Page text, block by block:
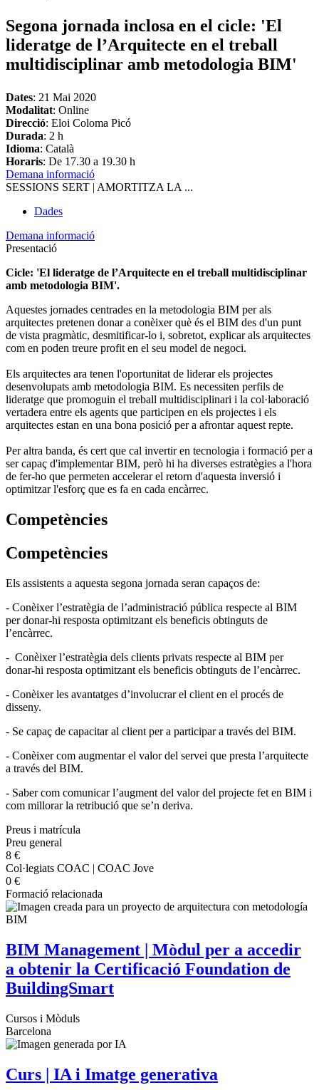
Segona jornada inclosa en el cicle: 'El
lideratge de l’Arquitecte en el treball
multidisciplinar amb metodologia BIM'
Dates: 21 Mai 2020
Modalitat: Online
Direcció: Eloi Coloma Picó
Durada: 2 h
Idioma: Català
Horaris: De 17.30 a 19.30 h
Demana informació
SESSIONS SERT | AMORTITZA LA ...
Dades
Demana informació
Presentació
Cicle: 'El lideratge de l’Arquitecte en el treball multidisciplinar
amb metodologia BIM'.
Aquestes jornades centrades en la metodologia BIM per als
arquitectes pretenen donar a conèixer què és el BIM des d'un punt
de vista pragmàtic, desmitificar-lo i, sobretot, explicar als arquitectes
com en poden treure profit en el seu model de negoci.
Els arquitectes ara tenen l'oportunitat de liderar els projectes
desenvolupats amb metodologia BIM. Es necessiten perfils de
lideratge que promoguin el treball multidisciplinari i la col·laboració
vertadera entre els agents que participen en els projectes i els
arquitectes estan en una bona posició per a afrontar aquest repte.
Per altra banda, és cert que cal invertir en tecnologia i formació per a
ser capaç d'implementar BIM, però hi ha diverses estratègies a l'hora
de fer-ho que permeten accelerar el retorn d'aquesta inversió i
optimitzar l'esforç que es fa en cada encàrrec.
Competències
Competències
Els assistents a aquesta segona jornada seran capaços de:
- Conèixer l’estratègia de l’administració pública respecte al BIM
per donar-hi resposta optimitzant els beneficis obtinguts de
l’encàrrec.
- Conèixer l’estratègia dels clients privats respecte al BIM per
donar-hi resposta optimitzant els beneficis obtinguts de l’encàrrec.
- Conèixer les avantatges d’involucrar el client en el procés de
disseny.
- Se capaç de capacitar al client per a participar a través del BIM.
- Conèixer com augmentar el valor del servei que presta l’arquitecte
a través del BIM.
- Saber com comunicar l’augment del valor del projecte fet en BIM i
com millorar la retribució que se’n deriva.
Preus i matrícula
Preu general
8 €
Col·legiats COAC | COAC Jove
0 €
Formació relacionada
BIM Management | Mòdul per a accedir
a obtenir la Certificació Foundation de
BuildingSmart
Cursos i Mòduls
Barcelona
Curs | IA i Imatge generativa